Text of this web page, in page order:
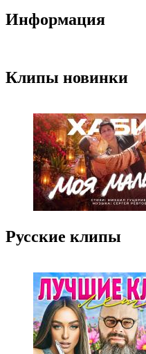
Информация
Клипы новинки
Русские клипы